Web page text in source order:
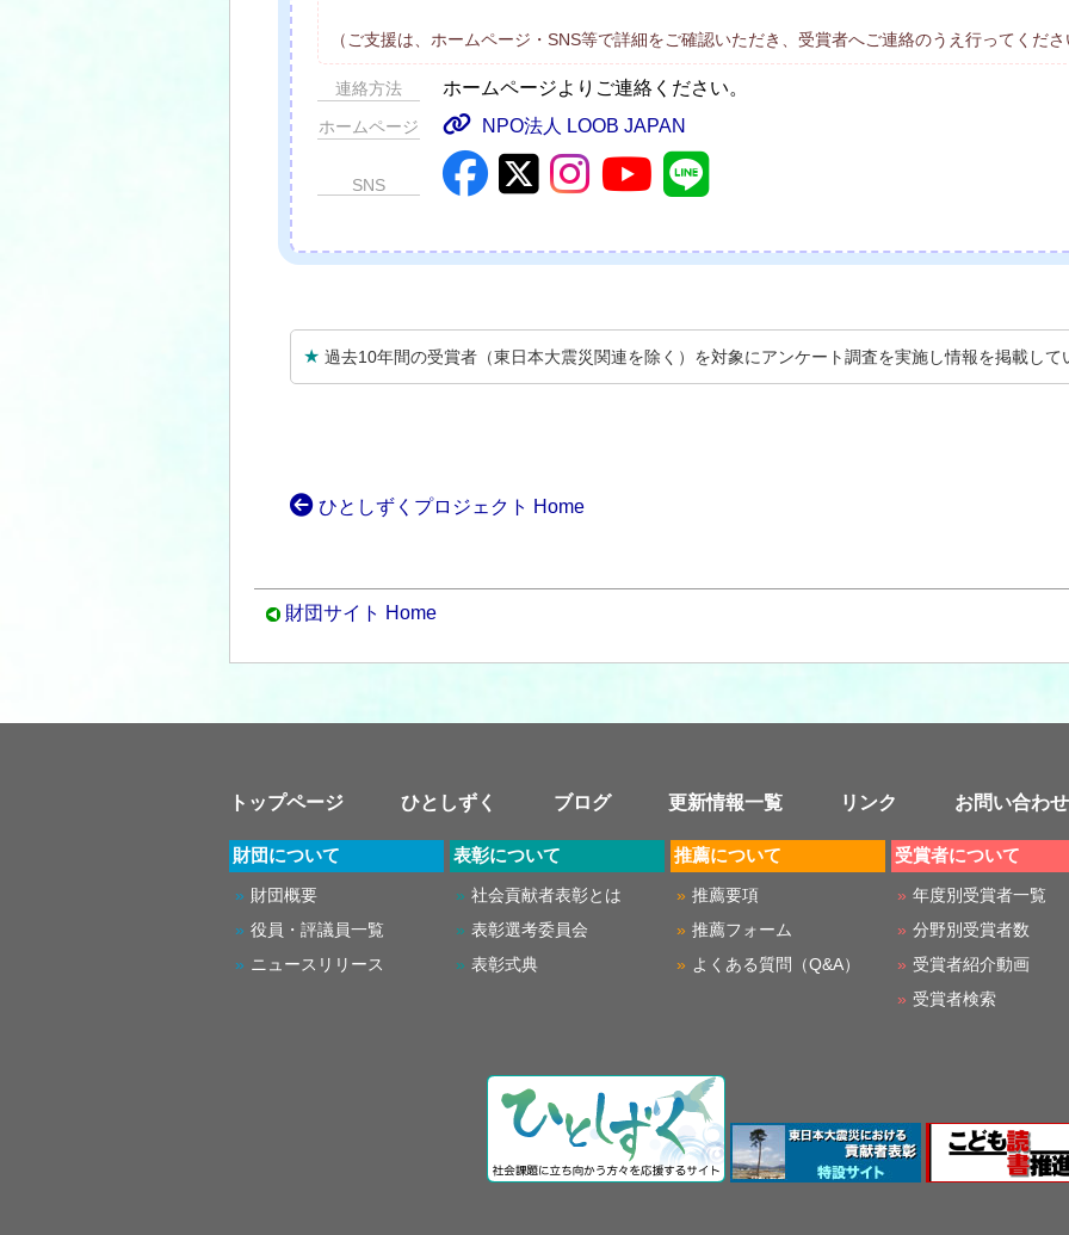
（ご支援は、ホームページ・SNS等で詳細をご確認いただき、受賞者へご連絡のうえ行ってくだ
連絡方法 ホームページよりご連絡ください。
ホームページ NPO法人 LOOB JAPAN
SNS
★ 過去10年間の受賞者（東日本大震災関連を除く）を対象にアンケート調査を実施し情報を掲載し
ひとしずくプロジェクト Home
財団サイト Home
トップページ ひとしずく ブログ 更新情報一覧 リンク お問い合わせ
財団について
財団概要
役員・評議員一覧
ニュースリリース
表彰について
社会貢献者表彰とは
表彰選考委員会
表彰式典
推薦について
推薦要項
推薦フォーム
よくある質問（Q&A）
受賞者について
年度別受賞者一覧
分野別受賞者数
受賞者紹介動画
受賞者検索